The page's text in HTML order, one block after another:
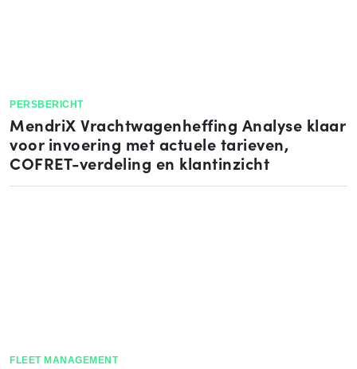
PERSBERICHT
MendriX Vrachtwagenheffing Analyse klaar
voor invoering met actuele tarieven,
COFRET-verdeling en klantinzicht
FLEET MANAGEMENT